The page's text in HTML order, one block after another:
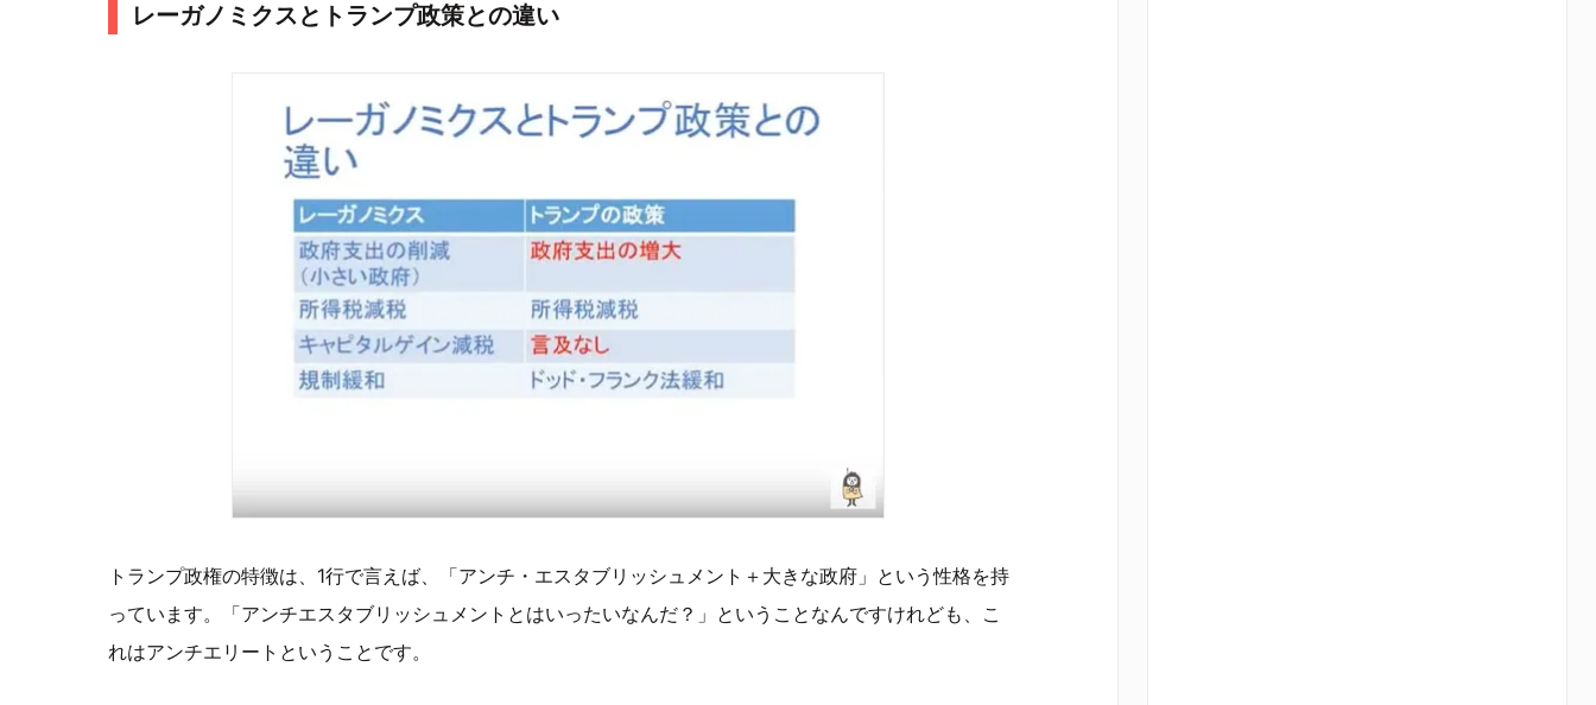
レーガノミクスとトランプ政策との違い
トランプ政権の特徴は、1行で言えば、「アンチ・エスタブリッシュメント＋大きな政府」という性格を持
っています。「アンチエスタブリッシュメントとはいったいなんだ？」ということなんですけれども、こ
れはアンチエリートということです。